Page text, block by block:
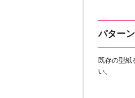
パター
既存の型紙
い。